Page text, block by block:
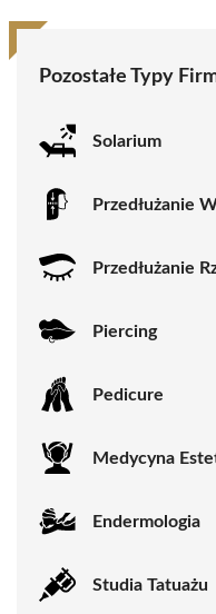
Pozostałe Typy
Solarium
Przedłużanie
Przedłużanie
Piercing
Pedicure
Medycyna
Endermologia
Studia Tatuażu